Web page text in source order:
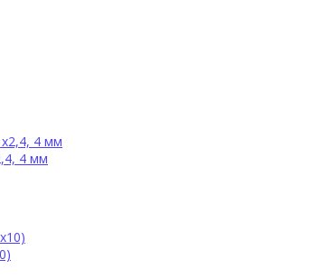
4 мм